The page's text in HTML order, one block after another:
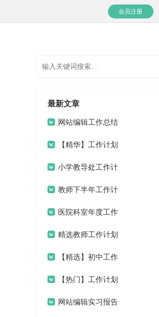
会员注册
最新文章
网站编辑工作总结
15篇【精华】工作计划
范文汇编5篇
小学教导处工作计
划 教师下半年工作计
划 医院科室年度工作
计划精选教师工作计划
范文九篇【精选】初中工作
计划4篇【热门】工作计划
餐饮4篇
网站编辑实习报告